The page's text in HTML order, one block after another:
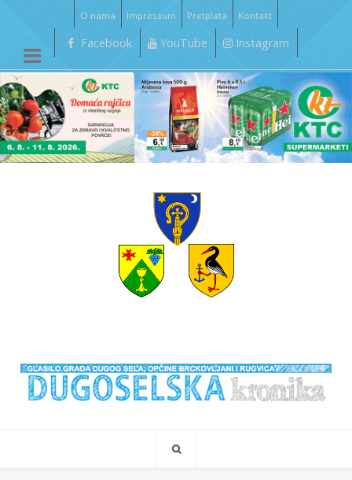
O nama Impressum Pretplata Kontakt
Facebook YouTube Instagram